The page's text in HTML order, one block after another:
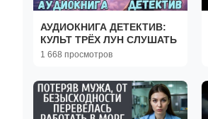
АУДИОКНИГА ДЕТЕКТИВ:
КУЛЬТ ТРЁХ ЛУН СЛУШАТЬ
1 668 просмотров